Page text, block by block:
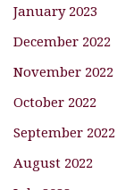
January 2023
December 2022
November 2022
October 2022
September 2022
August 2022